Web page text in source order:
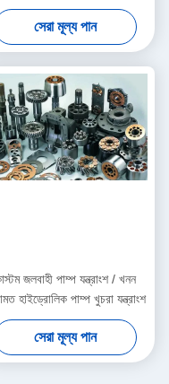
যন্ত্রপাতি সহায়তা
সেরা মূল্য পান
জলবাহী পাম্প যন্ত্রাংশ / খনন
হাইড্রোলিক পাম্প খুচরা যন্ত্রাংশ
সেরা মূল্য পান